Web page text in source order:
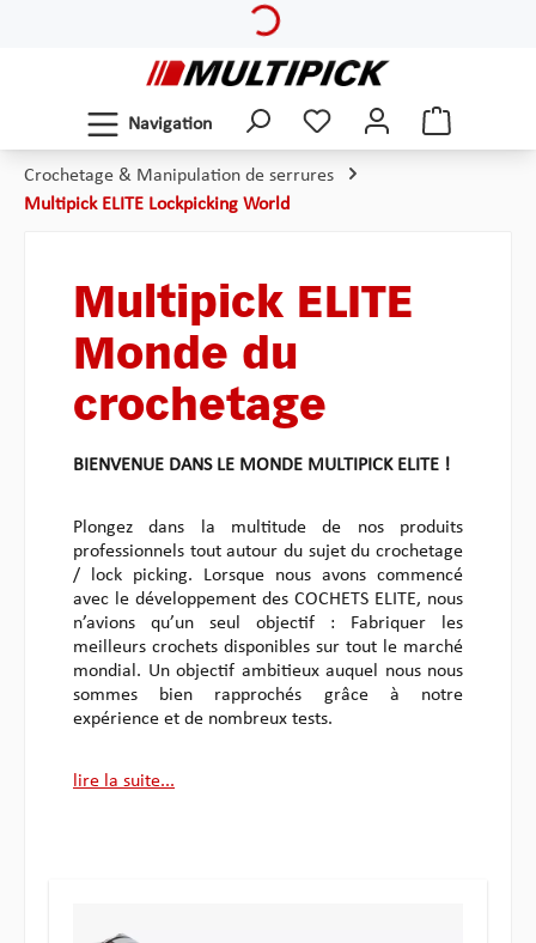
Navigation
Crochetage & Manipulation de serrures
Multipick ELITE Lockpicking World
Multipick ELITE
Monde du
crochetage
BIENVENUE DANS LE MONDE MULTIPICK ELITE !
Plongez dans la multitude de nos produits
professionnels tout autour du sujet du crochetage
/ lock picking. Lorsque nous avons commencé
avec le développement des COCHETS ELITE, nous
n’avions qu’un seul objectif : Fabriquer les
meilleurs crochets disponibles sur tout le marché
mondial. Un objectif ambitieux auquel nous nous
sommes bien rapprochés grâce à notre
expérience et de nombreux tests.
lire la suite...